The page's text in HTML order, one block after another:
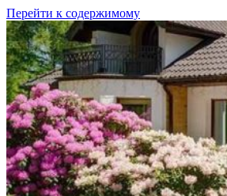
Перейти к содержимому